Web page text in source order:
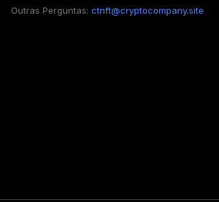
Outras Perguntas: ctnft@cryptocompany.site